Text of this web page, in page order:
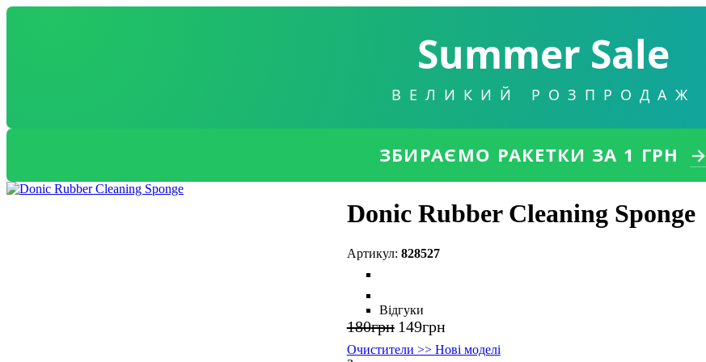
Summer Sale
ВЕЛИКИЙ РОЗПРОДАЖ
ЗБИРАЄМО РАКЕТКИ ЗА 1 ГРН →
Donic Rubber Cleaning Sponge
828527
Відгуки
180грн 149грн
Очистители >> Нові моделі